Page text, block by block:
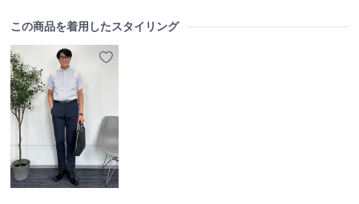
この商品を着用したスタイリング